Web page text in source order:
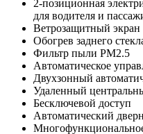
2-позиционная
для водителя и
Ветрозащитный
Обогрев заднего
Фильтр пыли PM2.5
Автоматическое
Двухзонный
Удаленный
Бесключевой доступ
Автоматический